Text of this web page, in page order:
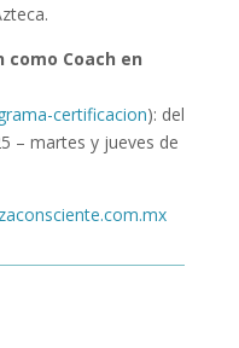
Coach en
certificacion): del
– martes y jueves de